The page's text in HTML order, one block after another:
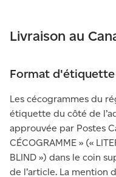
Livraison au
Format d'étiquette
Les cécogrammes du
étiquette du côté de
approuvée par Postes
CÉCOGRAMME » («
BLIND ») dans le coin
de l’article. La mention